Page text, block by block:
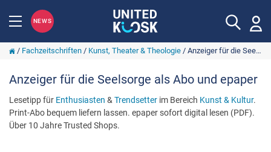
NEWS
/ Fachzeitschriften/ Kunst, Theater & Theologie/ Anzeiger für die Seelsorge
Anzeiger für die Seelsorge als Abo und epaper
Lesetipp für Enthusiasten & Trendsetter im Bereich Kunst & Kultur.
Print-Abo bequem liefern lassen. epaper sofort digital lesen (PDF).
Über 10 Jahre Trusted Shops.